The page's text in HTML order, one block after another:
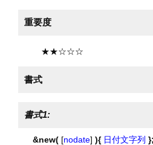
重要度
★★☆☆☆
書式
書式1:
&new([nodate] ){ 日付文字列 };